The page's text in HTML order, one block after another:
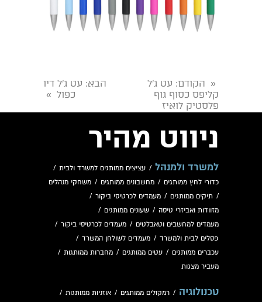
« הקודם: עט ג’ל
קליפס כסוף גוף
פלסטיק לואיז
הבא: עט ג'ל דיו
כפול »
ניווט מהיר
למשרד ולמנהל / עציצים ממותגים למשרד ולבית /
כדורי לחץ ממותגים / מחשבונים ממותגים / משחקי מנהלים
/ תיקים ממותגים / מעמדים לכרטיסי ביקור /
מזוודות ואביזרי טיסה / שעונים ממותגים /
מעמדים למחשבים וטאבלטים / מעמדים לכרטיסי ביקור /
פסלים לבית ולמשרד / מעמדים לשולחן המשרד /
עכברים ממותגים / עטים ממותגים / מחברות ממותגות /
מעביר מצגות
טכנולוגיה / רמקולים ממותגים / אוזניות ממותגות /